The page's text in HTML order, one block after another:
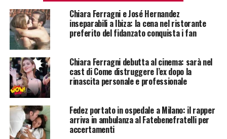
Chiara Ferragni e José Hernandez
inseparabili a Ibiza: la cena nel ristorante
preferito del fidanzato conquista i fan
Chiara Ferragni debutta al cinema: sarà nel
cast di Come distruggere l’ex dopo la
rinascita personale e professionale
Fedez portato in ospedale a Milano: il rapper
arriva in ambulanza al Fatebenefratelli per
accertamenti